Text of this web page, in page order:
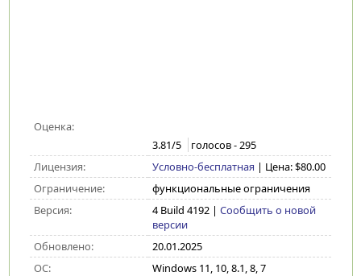
Оценка:
3.81/5 голосов -295
Лицензия:
Условно-бесплатная | Цена: $80.00
Ограничение:
функциональные ограничения
Версия:
4 Build 4192| Сообщить о новой
версии
Обновлено:
20.01.2025
ОС:
Windows 11, 10, 8.1, 8, 7